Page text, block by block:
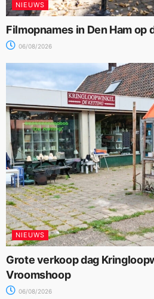
NIEUWS
Filmopnames in Den Ham op
06/08/2026
NIEUWS
Grote verkoop dag
Vroomshoop
06/08/2026